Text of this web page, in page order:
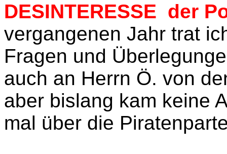
DESINTERESSE der
vergangenen Jahr trat
Fragen und
auch an Herrn Ö. von
aber bislang kam keine
mal über die